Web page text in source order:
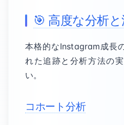
🎯 高度な分析
本格的なInstagram成長
れた追跡と分析方法の
い。
コホート分析